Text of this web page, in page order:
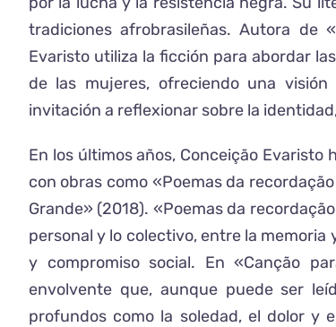
tradiciones afrobrasileñas. Autora de
Evaristo utiliza la ficción para abordar
de las mujeres, ofreciendo una
invitación a reflexionar sobre la
En los últimos años, Conceição
con obras como «Poemas da
Grande» (2018). «Poemas da
personal y lo colectivo, entre la
y compromiso social. En «Canção
envolvente que, aunque puede ser
profundos como la soledad, el dolor y